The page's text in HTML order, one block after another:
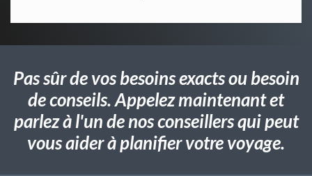
Pas sûr de vos besoins exacts ou besoin
de conseils. Appelez maintenant et
parlez à l'un de nos conseillers qui peut
vous aider à planifier votre voyage.